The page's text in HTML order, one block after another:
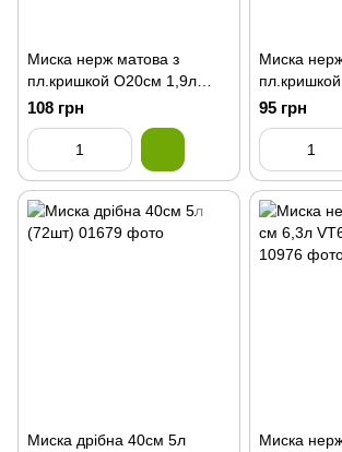
Миска нерж матова з
пл.кришкой О20см 1,9л
VT6-19677-1(60шт)
108 грн
Миска
VT6-19676-
95 грн
Миска дрібна 40см 5л
Миска